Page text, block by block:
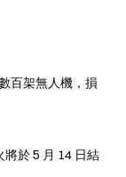
百架無人機，損
於 5 月 14 日結